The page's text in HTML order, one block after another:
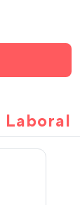
Laboral